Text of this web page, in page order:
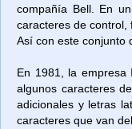
compañía Bell. En
caracteres de control,
Así con este conjunto
En 1981, la empresa
algunos caracteres
adicionales y letras
caracteres que van